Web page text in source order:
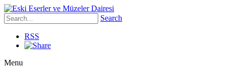
Search
RSS
Menu